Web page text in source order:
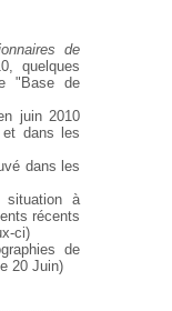
de
quelques
"Base de
juin 2010
dans les
dans les
situation à
récents
ci)
de
20 Juin)